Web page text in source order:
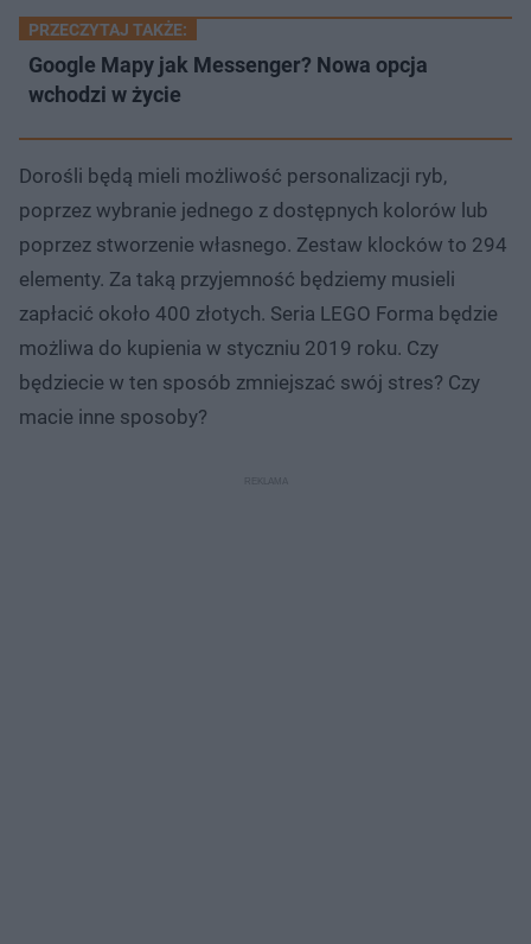
PRZECZYTAJ TAKŻE:
Google Mapy jak Messenger? Nowa opcja
wchodzi w życie
Dorośli będą mieli możliwość personalizacji ryb,
poprzez wybranie jednego z dostępnych kolorów lub
poprzez stworzenie własnego. Zestaw klocków to 294
elementy. Za taką przyjemność będziemy musieli
zapłacić około 400 złotych. Seria LEGO Forma będzie
możliwa do kupienia w styczniu 2019 roku. Czy
będziecie w ten sposób zmniejszać swój stres? Czy
macie inne sposoby?